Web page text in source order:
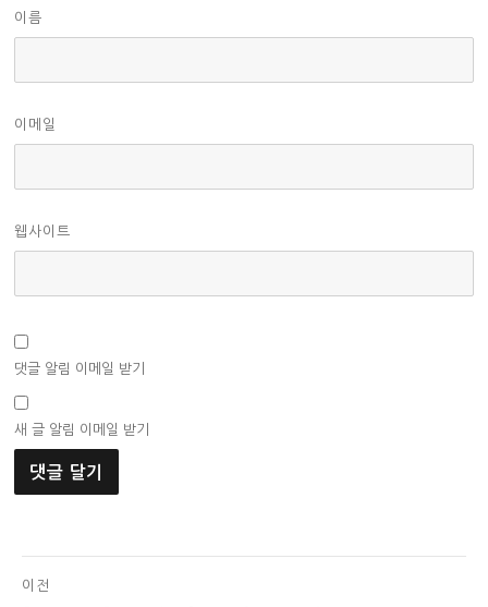
이름
이메일
웹사이트
댓글 알림 이메일 받기
새 글 알림 이메일 받기
글
이전